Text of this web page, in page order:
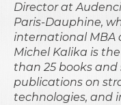
Director at
Paris-Dauphine,
international MBA
Michel Kalika is
than 25 books
publications on
technologies, and